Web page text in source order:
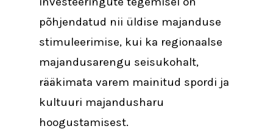
põhjendatud nii üldise majanduse
stimuleerimise, kui ka regionaalse
majandusarengu seisukohalt,
rääkimata varem mainitud spordi ja
kultuuri majandusharu
hoogustamisest.